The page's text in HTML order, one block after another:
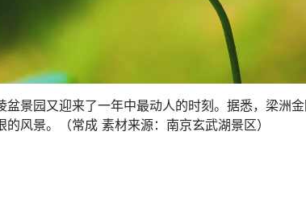
园又迎来了一年中最动人的时刻。据悉，梁洲
风景。（常成 素材来源：南京玄武湖景区）